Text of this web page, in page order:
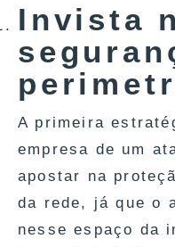
Invista
A primeira
empresa de um
apostar na
da rede, já que o
nesse espaço da